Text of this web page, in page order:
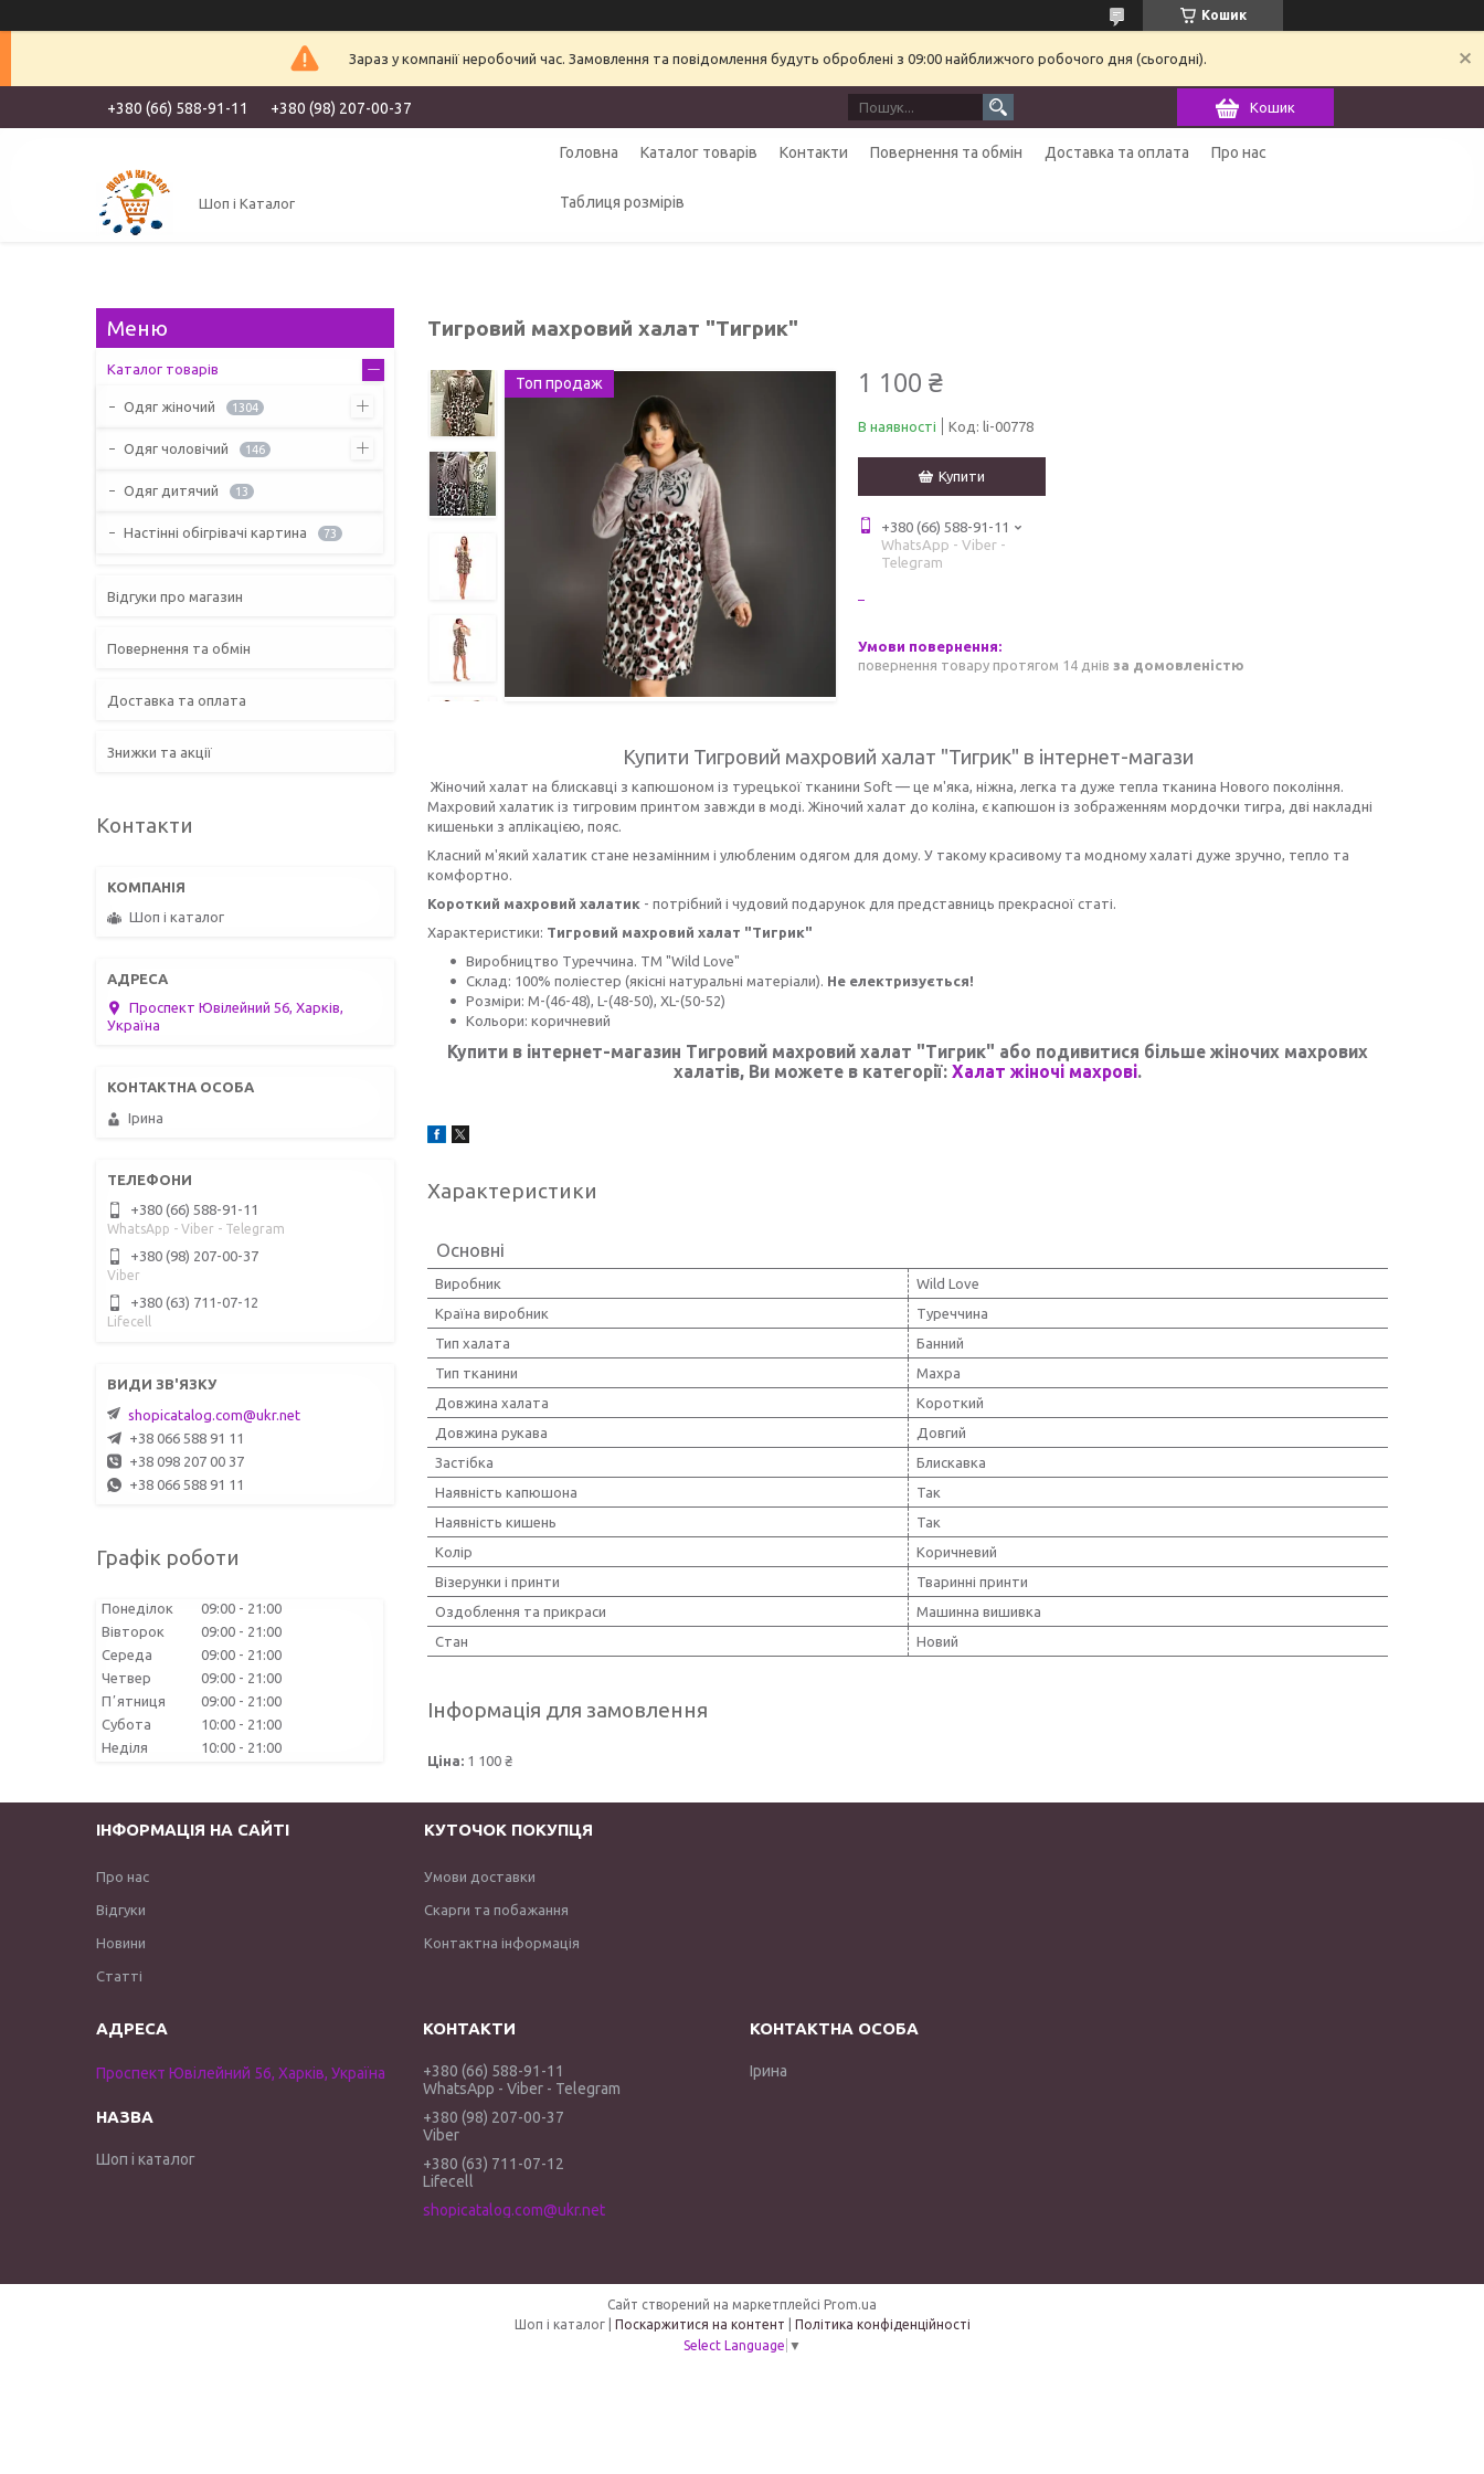
Кошик
Зараз у компанії неробочий час. Замовлення та повідомлення будуть оброблені з 09:00 найближчого робочого дня (сьогодні).
+380 (66) 588-91-11 +380 (98) 207-00-37 Кошик
Шоп і Каталог
Головна Каталог товарів Контакти Повернення та обмін Доставка та оплата Про нас
Таблиця розмірів
Тигровий махровий халат "Тигрик"
Топ продаж 1 100 ₴
В наявності Код: li-00778
Купити
+380 (66) 588-91-11
WhatsApp - Viber -
Telegram
повернення товару протягом 14 днів за домовленістю
Купити Тигровий махровий халат "Тигрик" в інтернет-магази
Жіночий халат на блискавці з капюшоном із турецької тканини Soft — це м'яка, ніжна, легка та дуже тепла тканина Нового покоління.
Махровий халатик із тигровим принтом завжди в моді. Жіночий халат до коліна, є капюшон із зображенням мордочки тигра, дві накладні
кишеньки з аплікацією, пояс.
Класний м'який халатик стане незамінним і улюбленим одягом для дому. У такому красивому та модному халаті дуже зручно, тепло та
комфортно.
Короткий махровий халатик - потрібний і чудовий подарунок для представниць прекрасної статі.
Характеристики: Тигровий махровий халат "Тигрик"
Виробництво Туреччина. ТМ "Wild Love"
Склад: 100% поліестер (якісні натуральні матеріали). Не електризується!
Розміри: M-(46-48), L-(48-50), XL-(50-52)
Кольори: коричневий
Купити в інтернет-магазин Тигровий махровий халат "Тигрик" або подивитися більше жіночих махрових
халатів, Ви можете в категорії: Халат жіночі махрові.
Характеристики
Основні
Виробник
Wild Love
Країна виробник
Туреччина
Тип халата
Банний
Тип тканини
Махра
Довжина халата
Короткий
Довжина рукава
Довгий
Застібка
Блискавка
Наявність капюшона
Так
Наявність кишень
Так
Колір
Коричневий
Візерунки і принти
Тваринні принти
Оздоблення та прикраси
Машинна вишивка
Стан
Новий
Інформація для замовлення
Ціна: 1 100 ₴
Каталог товарів
Одяг жіночий 1304
Одяг чоловічий 146
Одяг дитячий 13
Настінні обігрівачі картина 73
Відгуки про магазин
Повернення та обмін
Доставка та оплата
Знижки та акції
Контакти
Шоп і каталог
Проспект Ювілейний 56, Харків,
Україна
Ірина
+380 (66) 588-91-11
WhatsApp - Viber - Telegram
+380 (98) 207-00-37
Viber
+380 (63) 711-07-12
Lifecell
shopicatalog.com@ukr.net
+38 066 588 91 11
+38 098 207 00 37
+38 066 588 91 11
Графік роботи
Понеділок 09:00
21:00
Вівторок
09:00
21:00
Середа
09:00
21:00
Четвер
09:00
21:00
Пʼятниця
09:00
21:00
Субота
10:00
21:00
Неділя
10:00 21:00
ІНФОРМАЦІЯ НА САЙТІ
Про нас
Відгуки
Новини
Статті
КУТОЧОК ПОКУПЦЯ
Умови доставки
Скарги та побажання
Контактна інформація
Проспект Ювілейний 56, Харків, Україна
Шоп і каталог
+380 (66) 588-91-11
WhatsApp - Viber - Telegram
+380 (98) 207-00-37
Viber
+380 (63) 711-07-12
Lifecell
shopicatalog.com@ukr.net
Ірина
Сайт створений на маркетплейсі Prom.ua
Поскаржитися на контент
Політика конфіденційності
Select Language ▼